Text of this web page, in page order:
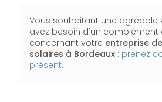
Vous souhaitant une agréable
avez besoin d'un complément
concernant votre entreprise
solaires à Bordeaux : prenez
présent.